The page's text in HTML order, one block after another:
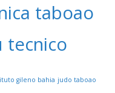
taboao
tecnico
gileno bahia judo taboao